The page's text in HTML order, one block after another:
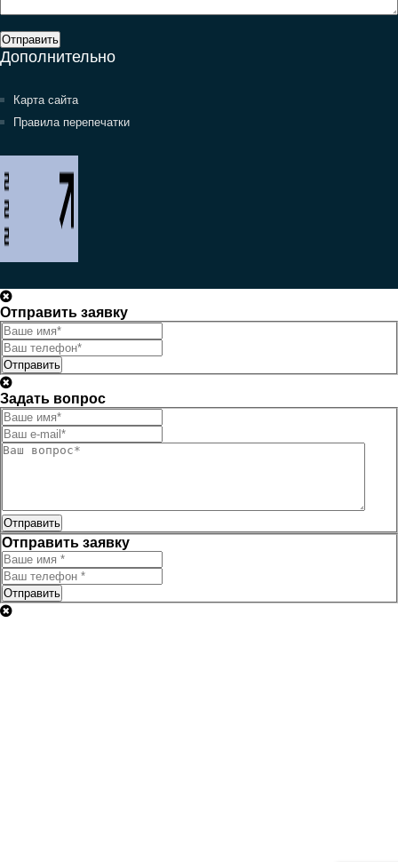
Отправить
Дополнительно
Карта сайта
Правила перепечатки
Отправить заявку
Отправить
Задать вопрос
Отправить
Отправить заявку
Отправить